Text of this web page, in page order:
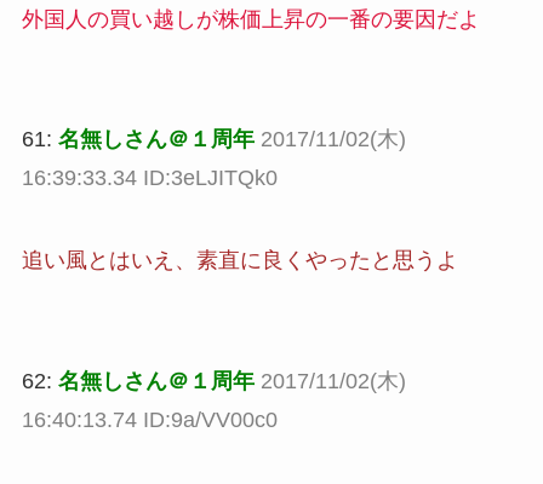
外国人の買い越しが株価上昇の一番の要因だよ
61: 名無しさん＠１周年 2017/11/02(木)
16:39:33.34 ID:3eLJITQk0
追い風とはいえ、素直に良くやったと思うよ
62: 名無しさん＠１周年 2017/11/02(木)
16:40:13.74 ID:9a/VV00c0